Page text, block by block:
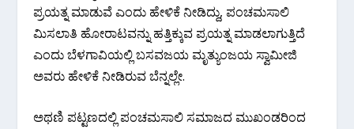
ಪ್ರಯತ್ನ ಮಾಡುವೆ ಎಂದು ಹೇಳಿಕೆ ನೀಡಿದ್ದು, ಪಂಚಮಸಾಲಿ
ಮಿಸಲಾತಿ ಹೋರಾಟವನ್ನು ಹತ್ತಿಕ್ಕುವ ಪ್ರಯತ್ನ ಮಾಡಲಾಗುತ್ತಿದೆ
ಎಂದು ಬೆಳಗಾವಿಯಲ್ಲಿ ಬಸವಜಯ ಮೃತ್ಯುಂಜಯ ಸ್ವಾಮೀಜಿ
ಅವರು ಹೇಳಿಕೆ ನೀಡಿರುವ ಬೆನ್ನಲ್ಲೇ.
ಅಥಣಿ ಪಟ್ಟಣದಲ್ಲಿ ಪಂಚಮಸಾಲಿ ಸಮಾಜದ ಮುಖಂಡರಿಂದ